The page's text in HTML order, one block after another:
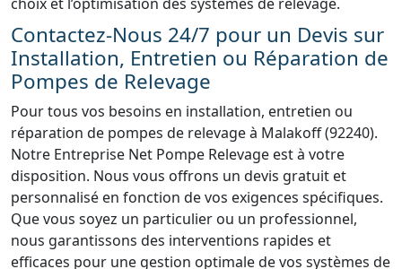
Contactez-Nous 24/7 pour un Devis sur
Installation, Entretien ou Réparation de
Pompes de Relevage
Pour tous vos besoins en installation, entretien ou
réparation de pompes de relevage à Malakoff (92240).
Notre Entreprise Net Pompe Relevage est à votre
disposition. Nous vous offrons un devis gratuit et
personnalisé en fonction de vos exigences spécifiques.
Que vous soyez un particulier ou un professionnel,
nous garantissons des interventions rapides et
efficaces pour une gestion optimale de vos systèmes de